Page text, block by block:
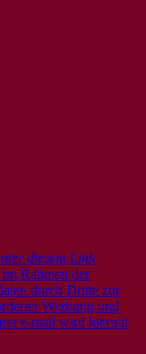
diesem Link
Rahmen der
durch Dritte zur
Werbung und
e-mail wird hiermit